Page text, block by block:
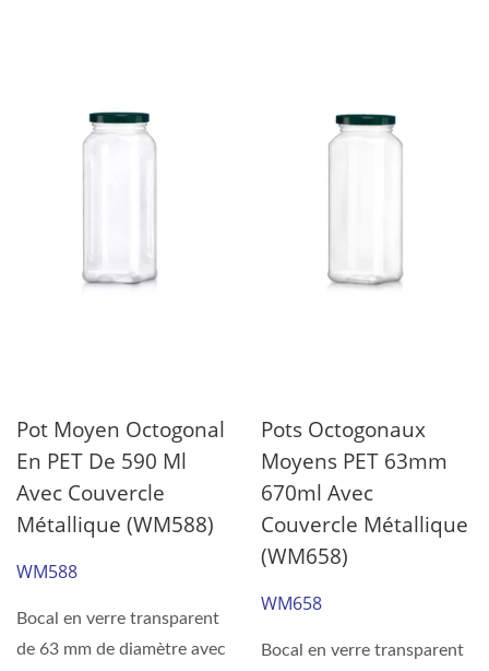
Pot Moyen Octogonal
En PET De 590 Ml
Avec Couvercle
Métallique (WM588)
WM588
Bocal en verre transparent
de 63 mm de diamètre avec
Pots Octogonaux
Moyens PET 63mm
670ml Avec
Couvercle Métallique
(WM658)
WM658
Bocal en verre transparent